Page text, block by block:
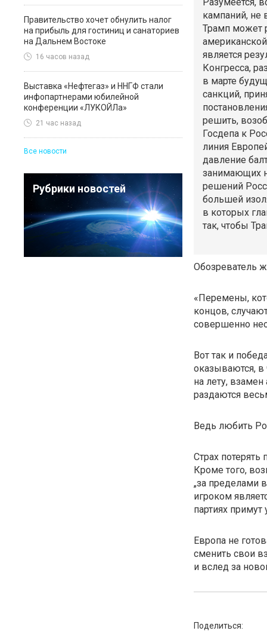
Правительство хочет обнулить налог
на прибыль для гостиниц и санаториев
на Дальнем Востоке
16 часов назад
Выставка «Нефтегаз» и ННГФ стали
инфопартнерами юбилейной
конференции «ЛУКОЙЛа»
21 час назад
Все новости
Рубрики новостей
кампаний, не
Трамп может
является
Конгресса,
в марте
санкций,
решить,
Госдепа к
линия
давление
занимающих
решений
большей
в которых
так, чтобы
Обозреватель
«Перемены,
концов,
совершенно
Вот так и
оказываются, в
на лету,
раздаются
Ведь любить
Страх
Кроме того,
„за пределами
игроком
партиях
Европа не
сменить свои
и вслед за
Поделиться: